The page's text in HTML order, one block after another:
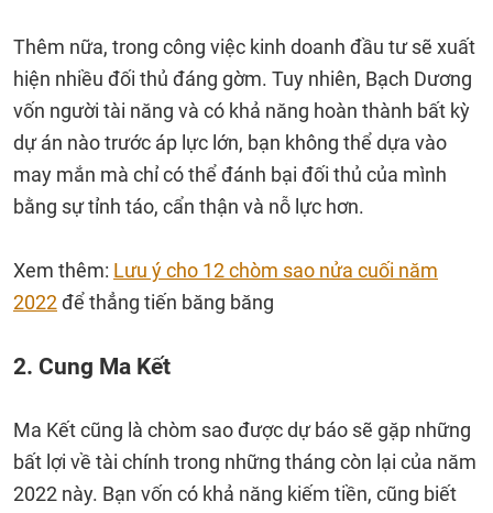
Thêm nữa, trong công việc kinh doanh đầu tư sẽ xuất
hiện nhiều đối thủ đáng gờm. Tuy nhiên, Bạch Dương
vốn người tài năng và có khả năng hoàn thành bất kỳ
dự án nào trước áp lực lớn, bạn không thể dựa vào
may mắn mà chỉ có thể đánh bại đối thủ của mình
bằng sự tỉnh táo, cẩn thận và nỗ lực hơn.
Xem thêm: Lưu ý cho 12 chòm sao nửa cuối năm
2022để thẳng tiến băng băng
2. Cung Ma Kết
Ma Kết cũng là chòm sao được dự báo sẽ gặp những
bất lợi về tài chính trong những tháng còn lại của năm
2022 này. Bạn vốn có khả năng kiếm tiền, cũng biết